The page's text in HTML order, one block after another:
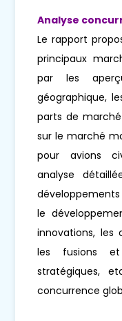
Analyse
Le rapport
principaux
par les
géographique,
parts de
sur le marché
pour avions
analyse
le
innovations, les
les fusions et
stratégiques,
concurrence